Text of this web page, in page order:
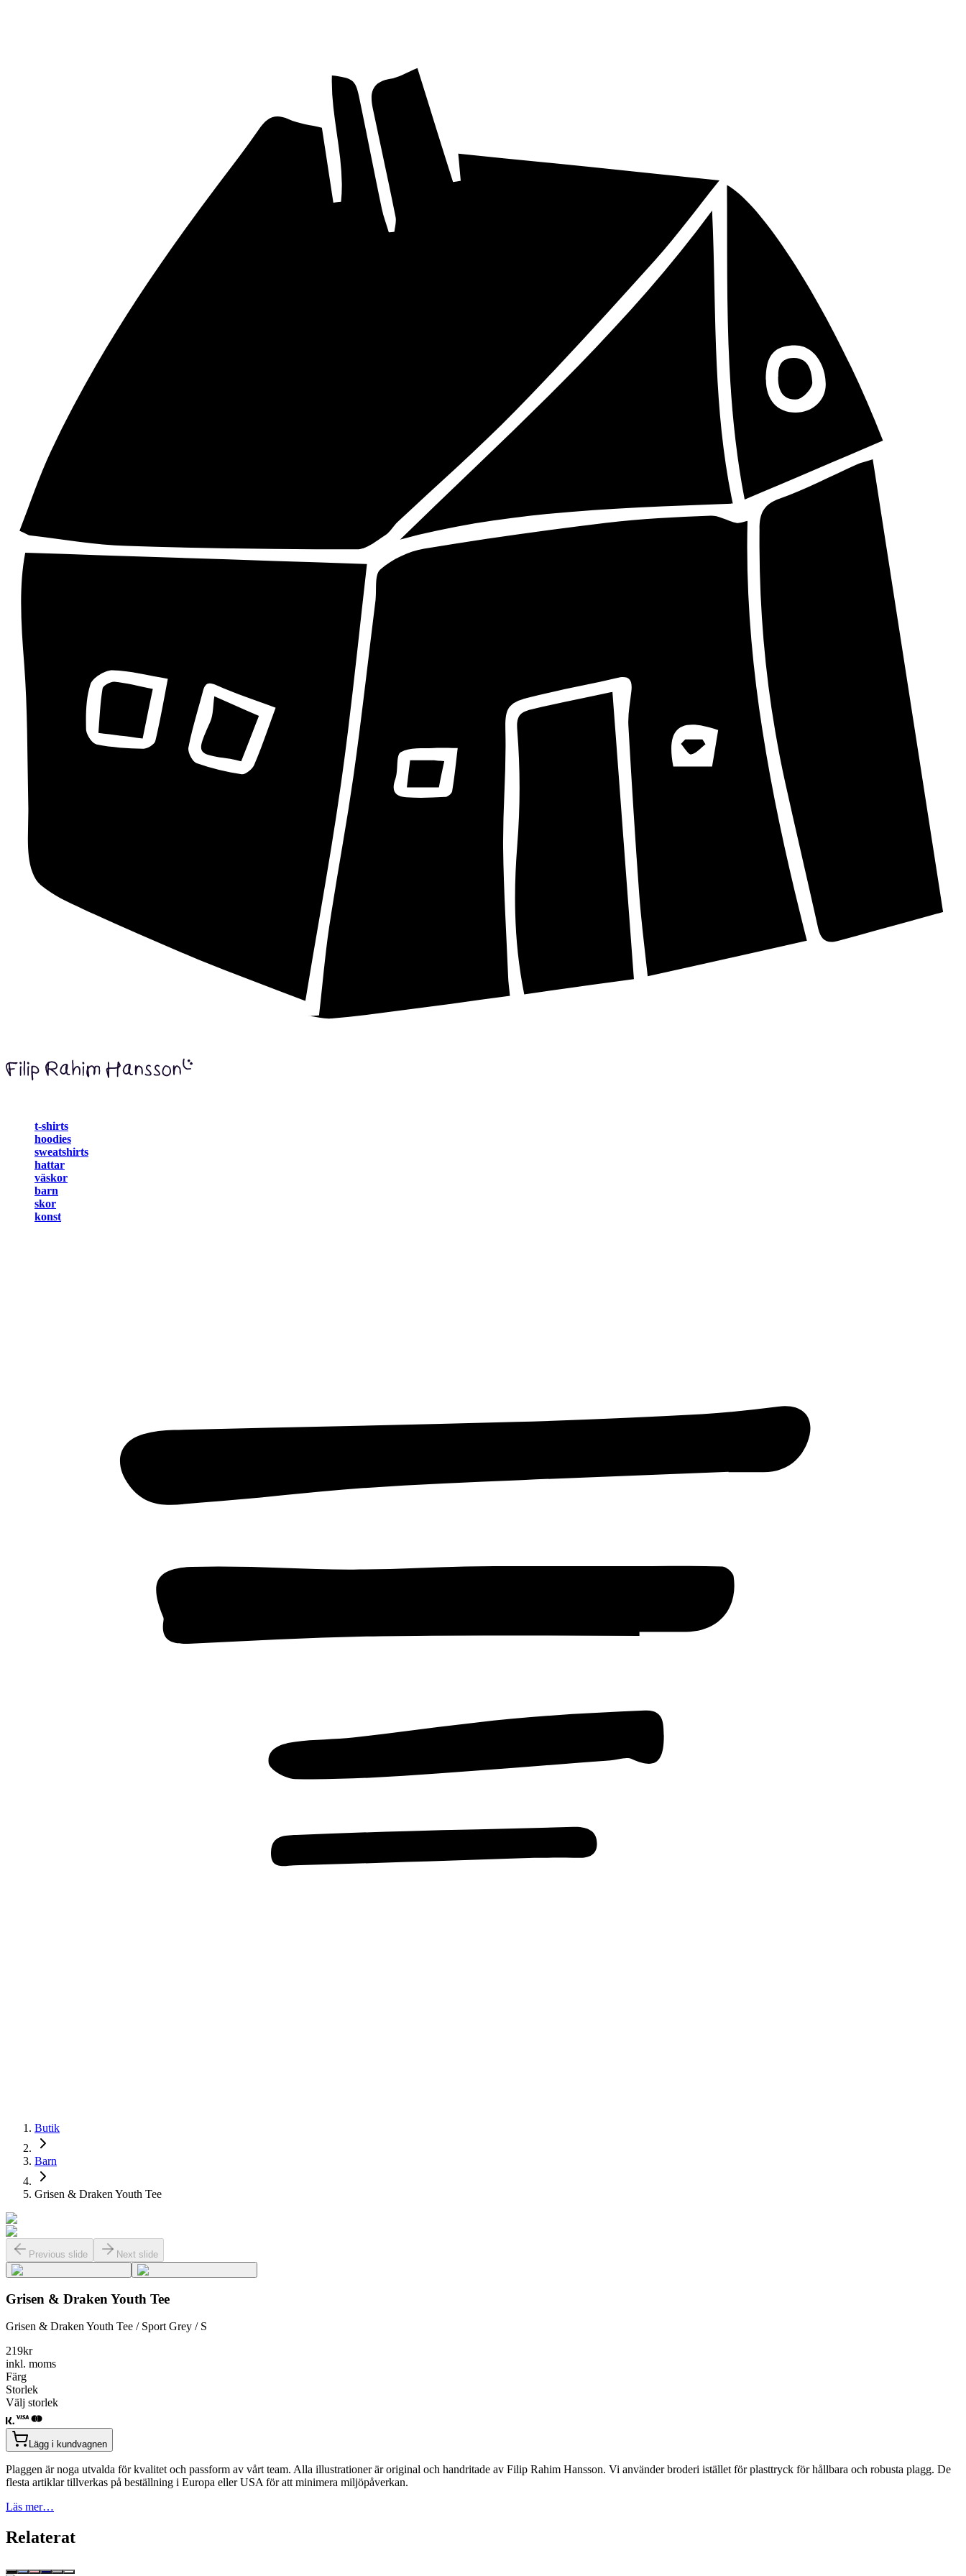
t-shirts
hoodies
sweatshirts
hattar
väskor
barn
skor
konst
Butik
Barn
Grisen & Draken Youth Tee
Previous slide Next slide
Grisen & Draken Youth Tee
Grisen & Draken Youth Tee / Sport Grey / S
219kr
inkl. moms
Färg
Storlek
Välj storlek
Lägg i kundvagnen
Plaggen är noga utvalda för kvalitet och passform av vårt team. Alla illustrationer är original och handritade av Filip Rahim Hansson. Vi använder broderi istället för plasttryck för hållbara och robusta plagg. De
flesta artiklar tillverkas på beställning i Europa eller USA för att minimera miljöpåverkan.
Läs mer…
Relaterat